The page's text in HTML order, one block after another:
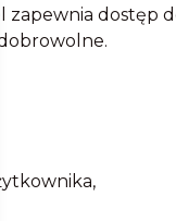
zapewnia dostęp